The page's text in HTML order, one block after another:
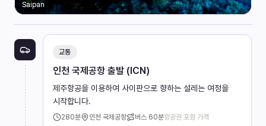
Saipan
교통
인천 국제공항 출발 (ICN)
제주항공을 이용하여 사이판으로 향하는 설레는 여정을
시작합니다.
280분 인천 국제공항 버스 60분항공권 포함 가격